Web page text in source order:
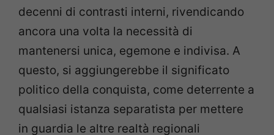
decenni di contrasti interni, rivendicando
ancora una volta la necessità di
mantenersi unica, egemone e indivisa. A
questo, si aggiungerebbe il significato
politico della conquista, come deterrente a
qualsiasi istanza separatista per mettere
in guardia le altre realtà regionali